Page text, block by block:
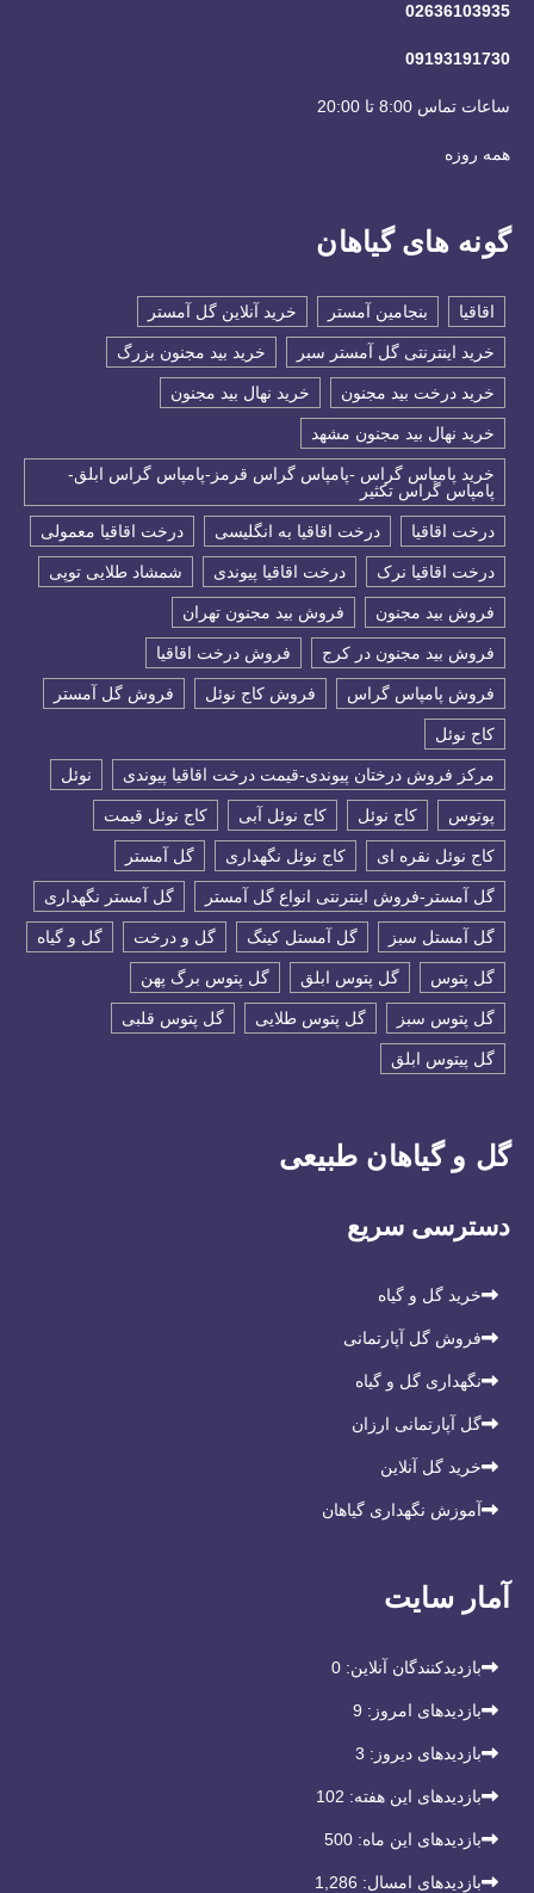
02636103935
09193191730
ساعات تماس 8:00 تا 20:00
همه روزه
گونه های گیاهان
اقاقیا بنجامین آمستر خرید آنلاین گل آمستر
خرید اینترنتی گل آمستر سبر خرید بید مجنون بزرگ
خرید درخت بید مجنون خرید نهال بید مجنون
خرید نهال بید مجنون مشهد
خرید پامپاس گراس -پامپاس گراس قرمز-پامپاس گراس ابلق-
پامپاس گراس تکثیر
درخت اقاقیا درخت اقاقیا به انگلیسی درخت اقاقیا معمولی
درخت اقاقیا نرک درخت اقاقیا پیوندی شمشاد طلایی توپی
فروش بید مجنون فروش بید مجنون تهران
فروش بید مجنون در کرج فروش درخت اقاقیا
فروش پامپاس گراس فروش کاج نوئل فروش گل آمستر
كاج نوئل
مرکز فروش درختان پیوندی-قیمت درخت اقاقیا پیوندی نوئل
پوتوس کاج نوئل کاج نوئل آبی کاج نوئل قیمت
کاج نوئل نقره ای کاج نوئل نگهداری گل آمستر
گل آمستر-فروش اینترنتی انواع گل آمستر گل آمستر نگهداری
گل آمستل سبز گل آمستل کینگ گل و درخت گل و گیاه
گل پتوس گل پتوس ابلق گل پتوس برگ پهن
گل پتوس سبز گل پتوس طلایی گل پتوس قلبی
گل پیتوس ابلق
گل و گیاهان طبیعی
دسترسی سریع
خرید گل و گیاه
فروش گل آپارتمانی
نگهداری گل و گیاه
گل آپارتمانی ارزان
خرید گل آنلاین
آموزش نگهداری گیاهان
آمار سایت
بازدیدکنندگان آنلاین: 0
بازدیدهای امروز: 9
بازدیدهای دیروز: 3
بازدیدهای این هفته: 102
بازدیدهای این ماه: 500
بازدیدهای امسال: 1,286